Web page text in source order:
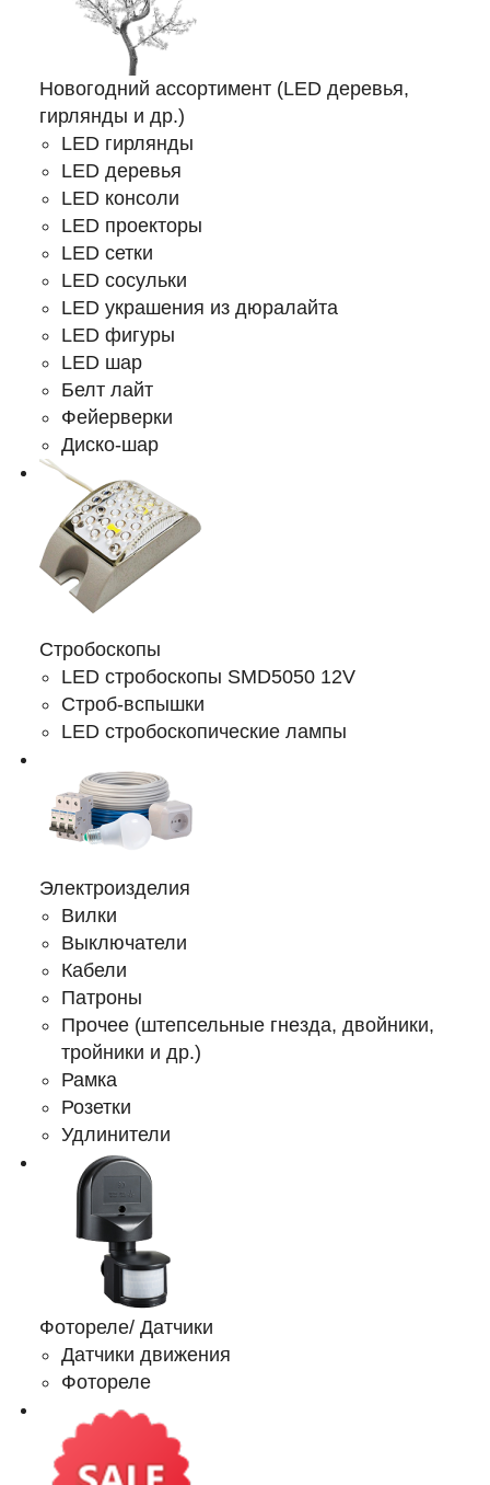
Новогодний ассортимент (LED деревья,
гирлянды и др.)
LED гирлянды
LED деревья
LED консоли
LED проекторы
LED сетки
LED сосульки
LED украшения из дюралайта
LED фигуры
LED шар
Белт лайт
Фейерверки
Диско-шар
Стробоскопы
LED стробоскопы SMD5050 12V
Строб-вспышки
LED стробоскопические лампы
Электроизделия
Вилки
Выключатели
Кабели
Патроны
Прочее (штепсельные гнезда, двойники,
тройники и др.)
Рамка
Розетки
Удлинители
Фотореле/ Датчики
Датчики движения
Фотореле